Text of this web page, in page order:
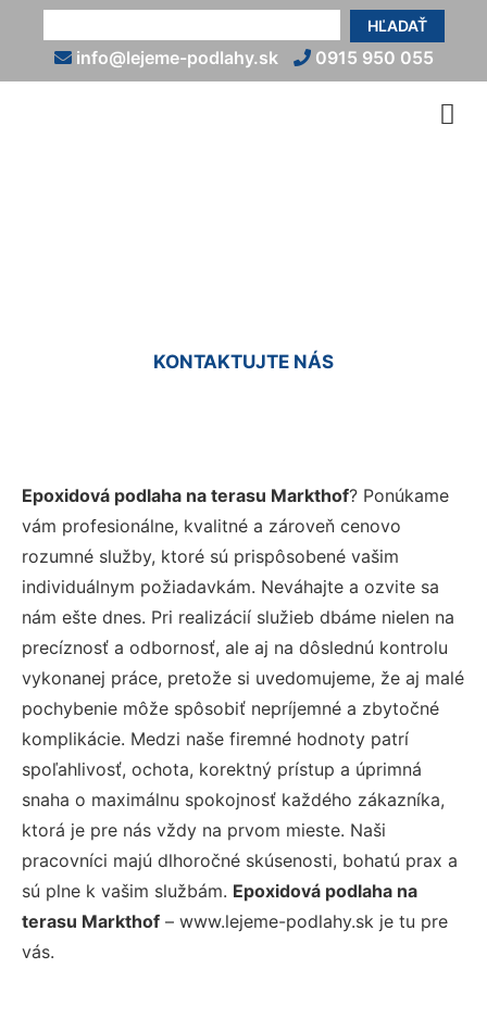
HĽADAŤ
info@lejeme-podlahy.sk 0915 950 055
KONTAKTUJTE NÁS
Epoxidová podlaha na terasu Markthof? Ponúkame
vám profesionálne, kvalitné a zároveň cenovo
rozumné služby, ktoré sú prispôsobené vašim
individuálnym požiadavkám. Neváhajte a ozvite sa
nám ešte dnes. Pri realizácií služieb dbáme nielen na
precíznosť a odbornosť, ale aj na dôslednú kontrolu
vykonanej práce, pretože si uvedomujeme, že aj malé
pochybenie môže spôsobiť nepríjemné a zbytočné
komplikácie. Medzi naše firemné hodnoty patrí
spoľahlivosť, ochota, korektný prístup a úprimná
snaha o maximálnu spokojnosť každého zákazníka,
ktorá je pre nás vždy na prvom mieste. Naši
pracovníci majú dlhoročné skúsenosti, bohatú prax a
sú plne k vašim službám. Epoxidová podlaha na
terasu Markthof – www.lejeme-podlahy.sk je tu pre
vás.